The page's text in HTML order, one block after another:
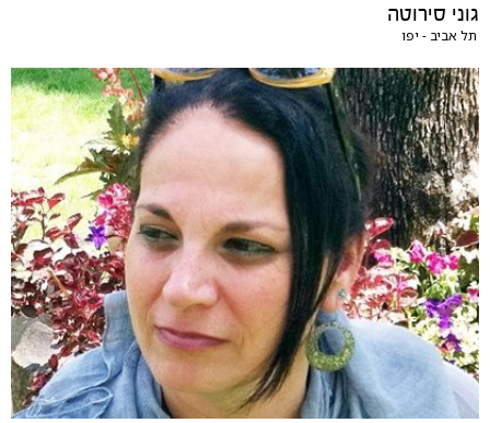
גוני סירוטה
תל אביב - יפו